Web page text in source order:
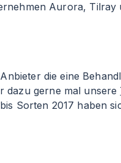
Aurora, Tilray
die eine
dazu gerne mal unsere
Sorten 2017 haben